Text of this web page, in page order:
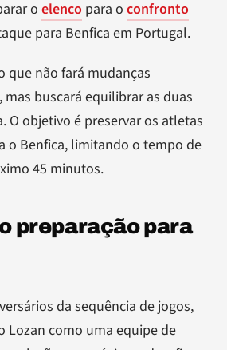
oelenco para o confronto
para Benfica em Portugal.
que não fará mudanças
buscará equilibrar as duas
O objetivo é preservar os atletas
o Benfica, limitando o tempo de
45 minutos.
preparação para
da sequência de jogos,
Lozan como uma equipe de